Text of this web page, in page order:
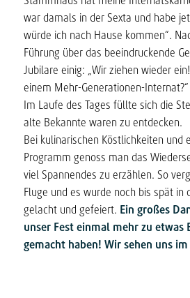
war damals in der Sexta und habe
würde ich nach Hause kommen“.
Führung über das beeindruckende
Jubilare einig: „Wir ziehen wieder
einem Mehr-Generationen-Internat?“
Im Laufe des Tages füllte sich die
alte Bekannte waren zu entdecken.
Bei kulinarischen Köstlichkeiten und
Programm genoss man das
viel Spannendes zu erzählen. So
Fluge und es wurde noch bis spät in
gelacht und gefeiert. Ein großes
unser Fest einmal mehr zu etwas
gemacht haben! Wir sehen uns